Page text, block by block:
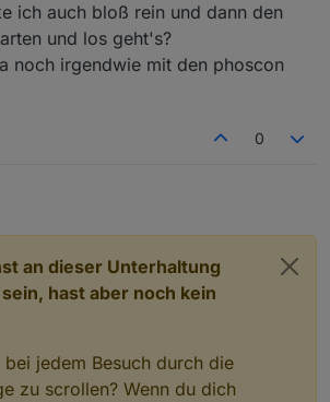
ich auch bloß rein und dann den
und los geht's?
noch irgendwie mit den phoscon
0
an dieser Unterhaltung
hast aber noch kein
jedem Besuch durch die
zu scrollen? Wenn du dich